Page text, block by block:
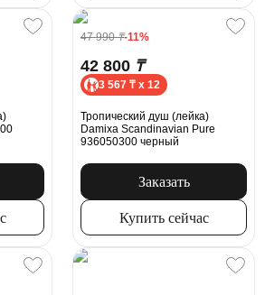
47 990₸-11%
42 800 ₸
3 567 ₸ x 12
Тропический душ (лейка)
Damixa Scandinavian Pure
936050300 черный
Заказать
Купить сейчас